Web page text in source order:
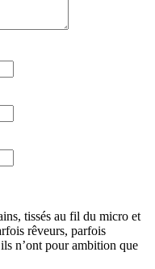
tissés au fil du micro et
rêveurs, parfois
n’ont pour ambition que